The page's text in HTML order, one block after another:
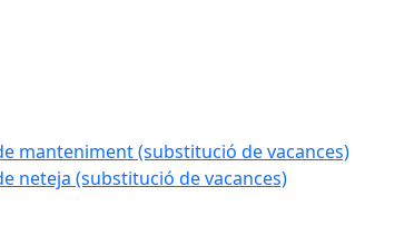
manteniment (substitució de vacances)
neteja (substitució de vacances)